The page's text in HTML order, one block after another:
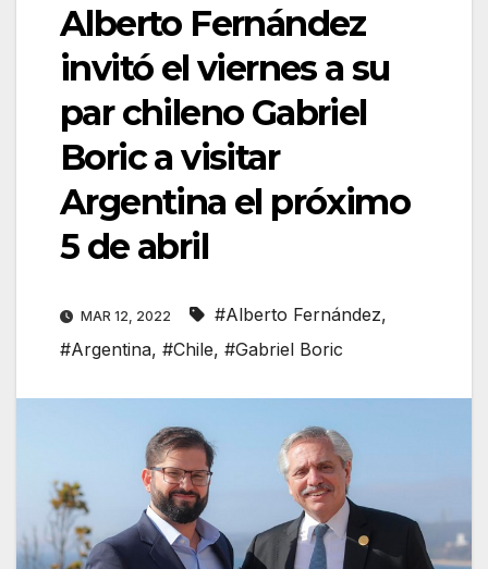
Alberto Fernández
invitó el viernes a su
par chileno Gabriel
Boric a visitar
Argentina el próximo
5 de abril
MAR 12, 2022 #Alberto Fernández,
#Argentina, #Chile, #Gabriel Boric